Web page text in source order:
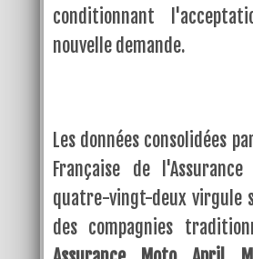
conditionnant
nouvelle demande.
Les données consolidées
Française de
quatre-vingt-deux virgule
des compagnies